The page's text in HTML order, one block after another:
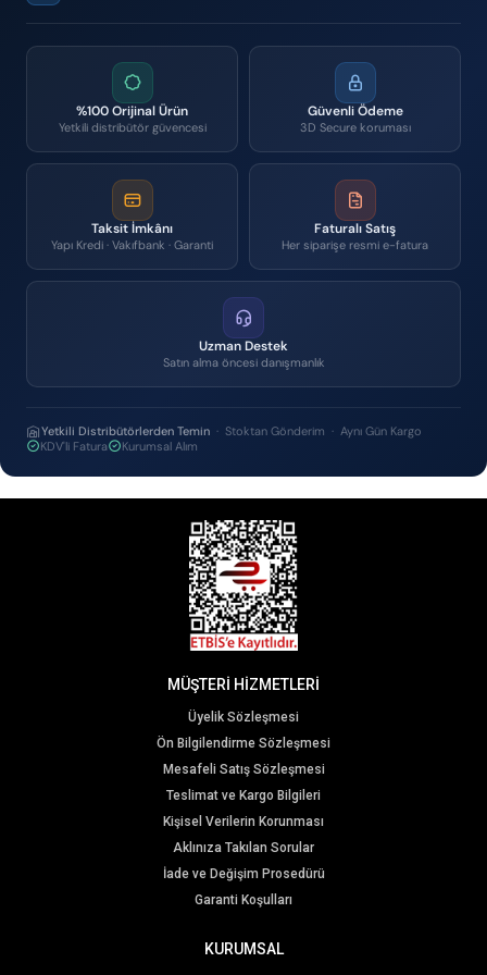
%100 Orijinal Ürün
Yetkili distribütör güvencesi
Güvenli Ödeme
3D Secure koruması
Taksit İmkânı
Yapı Kredi · Vakıfbank · Garanti
Faturalı Satış
Her siparişe resmi e-fatura
Uzman Destek
Satın alma öncesi danışmanlık
Yetkili Distribütörlerden Temin · Stoktan Gönderim · Aynı Gün Kargo
KDV'li Fatura
Kurumsal Alım
MÜŞTERİ HİZMETLERİ
Üyelik Sözleşmesi
Ön Bilgilendirme Sözleşmesi
Mesafeli Satış Sözleşmesi
Teslimat ve Kargo Bilgileri
Kişisel Verilerin Korunması
Aklınıza Takılan Sorular
İade ve Değişim Prosedürü
Garanti Koşulları
KURUMSAL